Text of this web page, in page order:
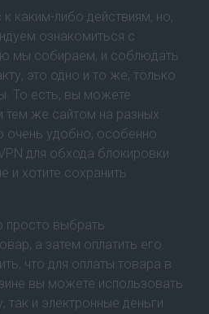
каким-либо действиям, но,
ознакомиться с
мы собираем, и соблюдать
это одно и то же, только
То есть, вы можете
тем же сайтом на разных
очень удобно, особенно
для обхода блокировки
и хотите сохранить
просто выбрать
а затем оплатить его.
что для оплаты товара в
вы можете использовать
так и электронные деньги.